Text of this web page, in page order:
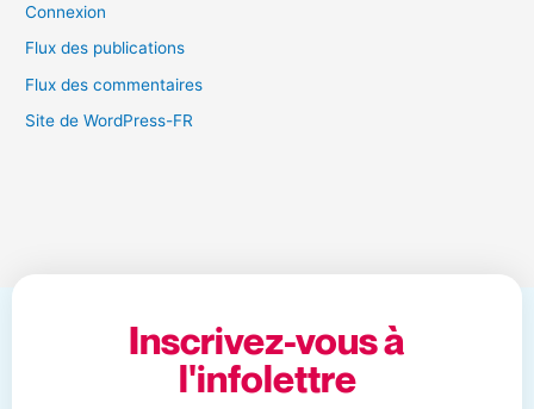
Connexion
Flux des publications
Flux des commentaires
Site de WordPress-FR
Inscrivez-vous à
l'infolettre